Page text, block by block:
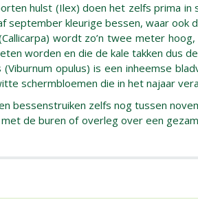
hulst (Ilex) doen het zelfs prima in
september kleurige bessen, waar ook
wordt zo’n twee meter
worden en die de kale takken dus
(Viburnum opulus) is een inheemse
schermbloemen die in het najaar
bessenstruiken zelfs nog tussen
de buren of overleg over een